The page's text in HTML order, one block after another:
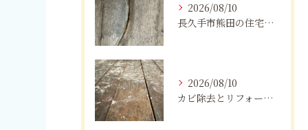
2026/08/10
長久手市熊田の住宅にカビが発生するのはなぜ？湿気・結露対策と業者選び
2026/08/10
カビ除去とリフォームを一括施工！費用削減と確実な根治